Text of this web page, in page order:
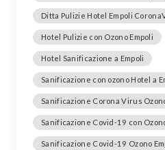
Ditta Pulizie Hotel Empoli
Hotel Pulizie con Ozono Empoli
Hotel Sanificazione a Empoli
Sanificazione con ozono Hotel a
Sanificazione Corona Virus
Sanificazione Covid-19 con
Sanificazione Covid-19 Ozono